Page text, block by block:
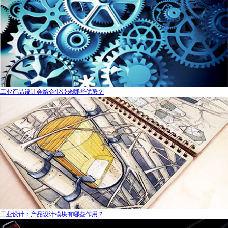
工业产品设计会给企业带来哪些优势？
工业设计：产品设计模块有哪些作用？